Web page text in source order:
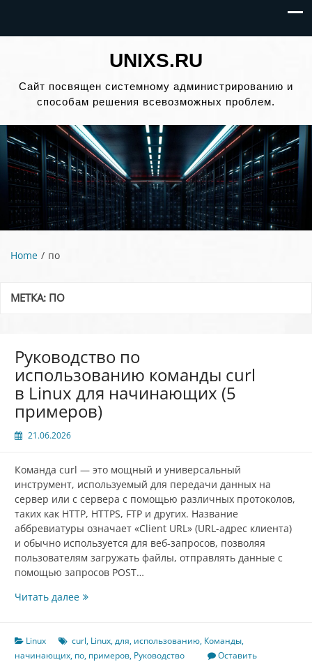
UNIXS.RU
Сайт посвящен системному администрированию и
способам решения всевозможных проблем.
Home по
МЕТКА: ПО
Руководство по
использованию команды curl
в Linux для начинающих (5
примеров)
21.06.2026
Команда curl — это мощный и универсальный
инструмент, используемый для передачи данных на
сервер или с сервера с помощью различных протоколов,
таких как HTTP, HTTPS, FTP и других. Название
аббревиатуры означает «Client URL» (URL-адрес клиента)
и обычно используется для веб-запросов, позволяя
пользователям загружать файлы, отправлять данные с
помощью запросов POST…
Читать далееРуководство
команды
curl
Linux curl, Linux,для, использованию, Команды,
начинающих, по, примеров, Руководство
Оставить